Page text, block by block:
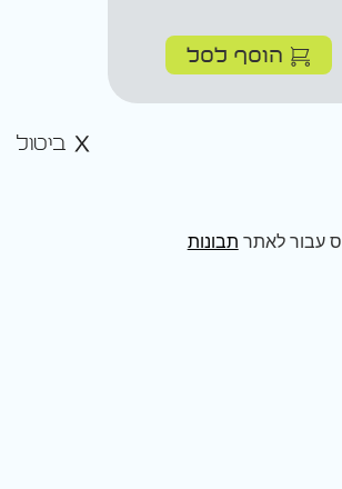
הוסף לסל
ביטול
עבור לאתר תבונות